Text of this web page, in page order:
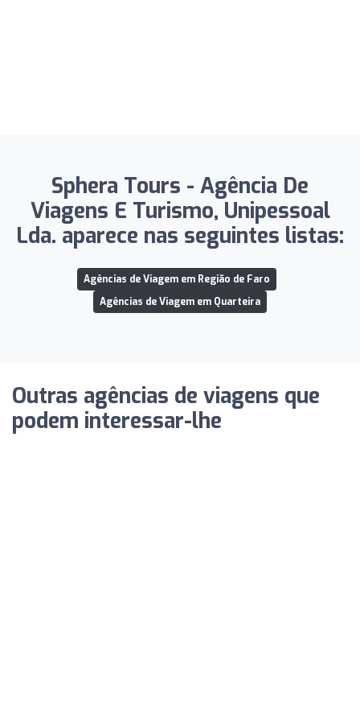
Sphera Tours - Agência De
Viagens E Turismo, Unipessoal
Lda. aparece nas seguintes listas:
Agências de Viagem em Região de Faro
Agências de Viagem em Quarteira
Outras agências de viagens que
podem interessar-lhe